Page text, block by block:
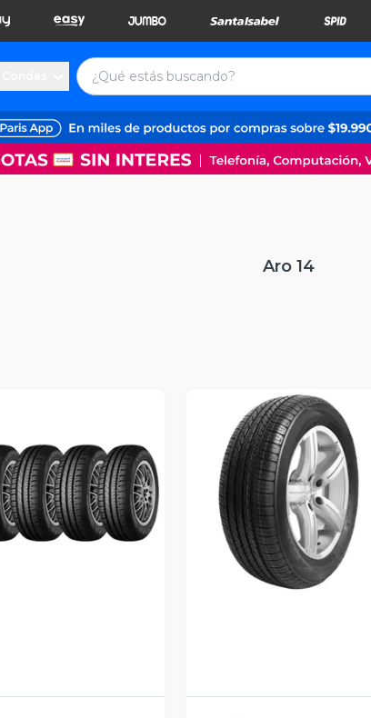
Aro 14
Vista Previa Vista Previa